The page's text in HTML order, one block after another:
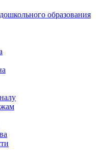
образования